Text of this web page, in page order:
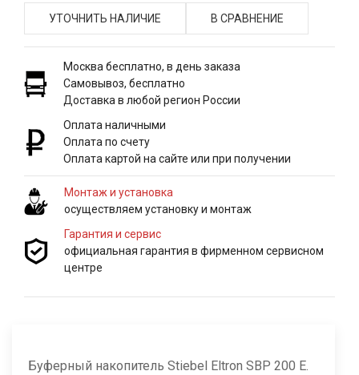
УТОЧНИТЬ НАЛИЧИЕ В СРАВНЕНИЕ
Москва бесплатно, в день заказа
Самовывоз, бесплатно
Доставка в любой регион России
Оплата наличными
Оплата по счету
Оплата картой на сайте или при получении
Монтаж и установка
осуществляем установку и монтаж
Гарантия и сервис
официальная гарантия в фирменном сервисном
центре
Буферный накопитель Stiebel Eltron SBP 200 E.